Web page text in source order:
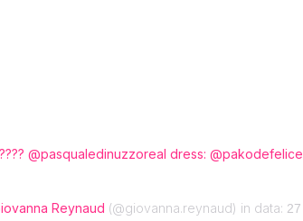
@pasqualedinuzzoreal dress: @pakodefelice
Reynaud (@giovanna.reynaud) in data: 27 Ago 2020 alle ore 2:37 PDT